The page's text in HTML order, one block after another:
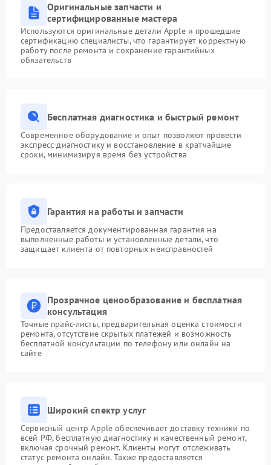
Оригинальные запчасти и
сертифицированные мастера
Используются оригинальные детали Apple и прошедшие
сертификацию специалисты, что гарантирует корректную
работу после ремонта и сохранение гарантийных
обязательств
Бесплатная диагностика и быстрый ремонт
Современное оборудование и опыт позволяют провести
экспресс-диагностику и восстановление в кратчайшие
сроки, минимизируя время без устройства
Гарантия на работы и запчасти
Предоставляется документированная гарантия на
выполненные работы и установленные детали, что
защищает клиента от повторных неисправностей
Прозрачное ценообразование и бесплатная
консультация
Точные прайс-листы, предварительная оценка стоимости
ремонта, отсутствие скрытых платежей и возможность
бесплатной консультации по телефону или онлайн на
сайте
Широкий спектр услуг
Сервисный центр Apple обеспечивает доставку техники по
всей РФ, бесплатную диагностику и качественный ремонт,
включая срочный ремонт. Клиенты могут отслеживать
статус ремонта онлайн. Также предоставляется